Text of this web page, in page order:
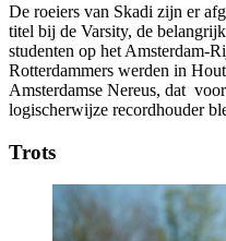
De roeiers van Skadi zijn er
titel bij de Varsity, de
studenten op het Amsterdam-
Rotterdammers werden in
Amsterdamse Nereus, dat
logischerwijze recordhouder
Trots